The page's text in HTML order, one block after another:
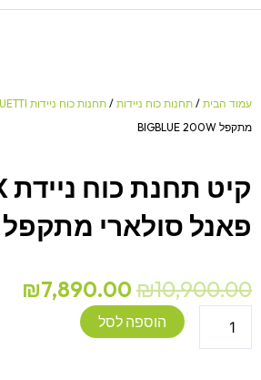
עמוד הבית / תחנות כוח ניידות / תחנות כוח ניידות BLUETTI
מתקפל BIGBLUE 200W
פאנל סולארי מתקפל BIGBLUE 200W
₪10,900.00
המחיר
המקורי
היה:
₪7,890.00
הוספה לסל